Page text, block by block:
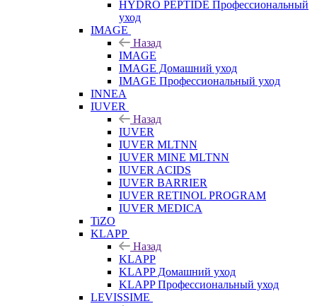
HYDRO PEPTIDE Профессиональный
уход
IMAGE
Назад
IMAGE
IMAGE Домашний уход
IMAGE Профессиональный уход
INNEA
IUVER
Назад
IUVER
IUVER MLTNN
IUVER MINE MLTNN
IUVER ACIDS
IUVER BARRIER
IUVER RETINOL PROGRAM
IUVER MEDICA
TiZO
KLAPP
Назад
KLAPP
KLAPP Домашний уход
KLAPP Профессиональный уход
LEVISSIME